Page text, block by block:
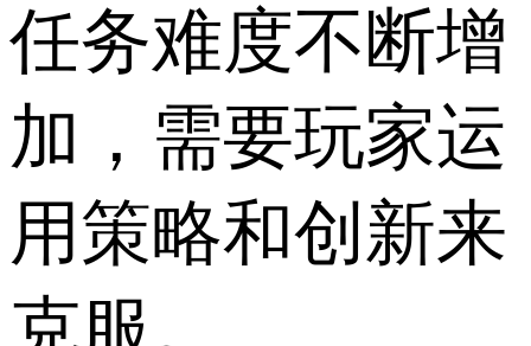
任务难度不断增
加，需要玩家运
用策略和创新来
克服。